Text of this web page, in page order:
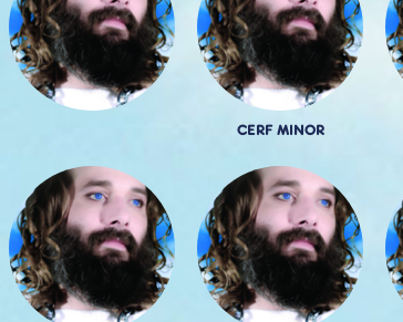
CERF MINOR